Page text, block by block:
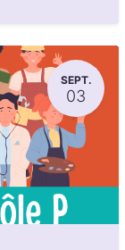
SEPT.
03